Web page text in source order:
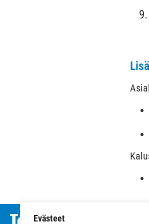
Evästeet